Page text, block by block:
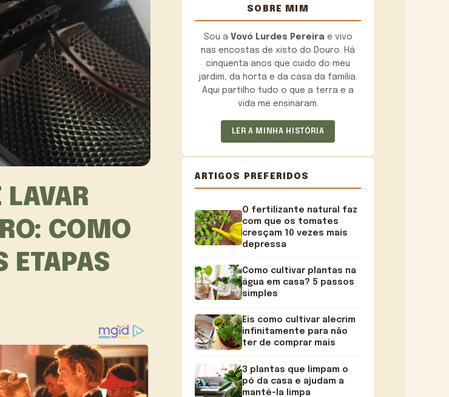
COMO
ETAPAS
SOBRE MIM
Sou a Vovó Lurdes Pereirae vivo
nas encostas de xisto do Douro. Há
cinquenta anos que cuido do meu
jardim, da horta e da casa da família.
Aqui partilho tudo o que a terra e a
vida me ensinaram.
LER A MINHA HISTÓRIA
ARTIGOS PREFERIDOS
O fertilizante natural faz
com que os tomates
cresçam 10 vezes mais
depressa
Como cultivar plantas na
água em casa? 5 passos
simples
Eis como cultivar alecrim
infinitamente para não
ter de comprar mais
3 plantas que limpam o
pó da casa e ajudam a
mantê-la limpa